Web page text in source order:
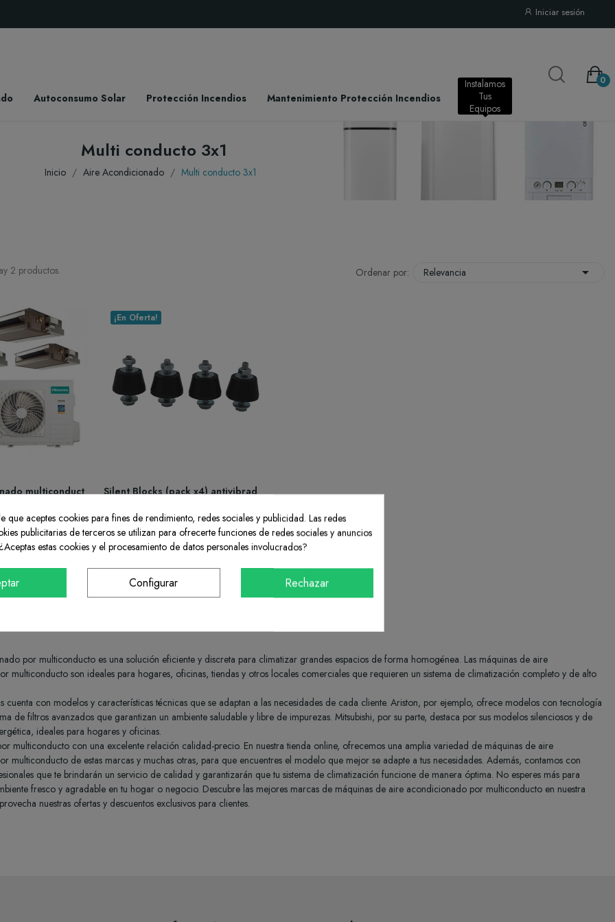
Iniciar sesión
Autoconsumo Solar Protección Incendios Mantenimiento Protección Incendios Instalación
Instalamos
Tus
Equipos
0
Multi conducto 3x1
Inicio Aire Acondicionado Multi conducto 3x1
2 productos. Ordenar por: Relevancia 
multiconduct
€ -50,00 €
¡En Oferta!
Silent Blocks (pack x4) antivibrad
o.
por multiconducto es una solución eficiente y discreta para climatizar grandes espacios de forma homogénea. Las máquinas de aire
multiconducto son ideales para hogares, oficinas, tiendas y otros locales comerciales que requieren un sistema de climatización completo y de alto
cuenta con modelos y características técnicas que se adaptan a las necesidades de cada cliente. Ariston, por ejemplo, ofrece modelos con tecnología
de filtros avanzados que garantizan un ambiente saludable y libre de impurezas. Mitsubishi, por su parte, destaca por sus modelos silenciosos y de
ideales para hogares y oficinas.
multiconducto con una excelente relación calidad-precio. En nuestra tienda online, ofrecemos una amplia variedad de máquinas de aire
multiconducto de estas marcas y muchas otras, para que encuentres el modelo que mejor se adapte a tus necesidades. Además, contamos con
que te brindarán un servicio de calidad y garantizarán que tu sistema de climatización funcione de manera óptima. No esperes más para
fresco y agradable en tu hogar o negocio. Descubre las mejores marcas de máquinas de aire acondicionado por multiconducto en nuestra
nuestras ofertas y descuentos exclusivos para clientes.
que aceptes cookies para fines de rendimiento, redes sociales y publicidad. Las redes
publicitarias de terceros se utilizan para ofrecerte funciones de redes sociales y anuncios
estas cookies y el procesamiento de datos personales involucrados?
Configurar Rechazar